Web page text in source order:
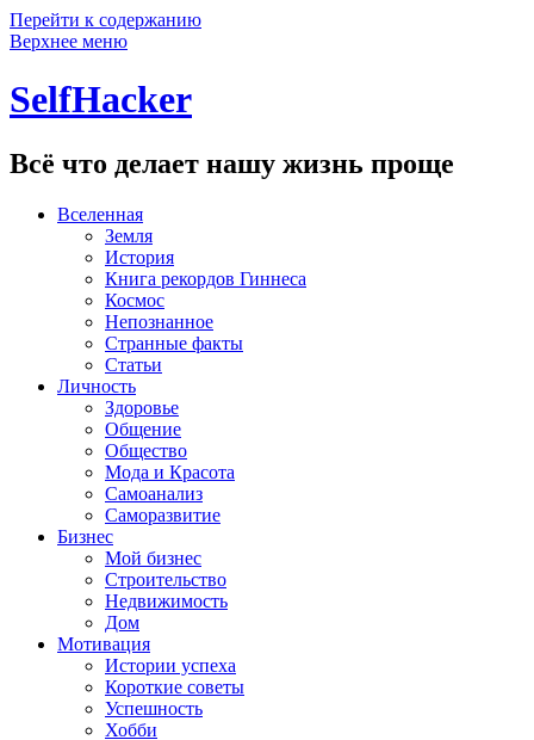
Перейти к содержанию
Верхнее меню
SelfHacker
Всё что делает нашу жизнь проще
Вселенная
Земля
История
Книга рекордов Гиннеса
Космос
Непознанное
Странные факты
Статьи
Личность
Здоровье
Общение
Общество
Мода и Красота
Самоанализ
Саморазвитие
Бизнес
Мой бизнес
Строительство
Недвижимость
Дом
Мотивация
Истории успеха
Короткие советы
Успешность
Хобби